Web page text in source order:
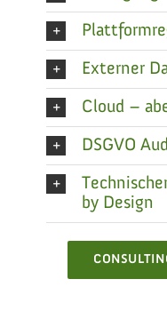
Externer
Cloud –
DSGVO
by Design